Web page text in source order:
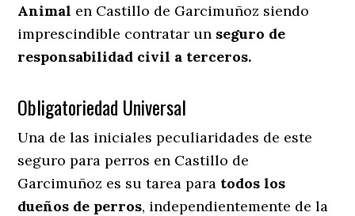
Animal en Castillo de Garcimuñoz siendo
imprescindible contratar un seguro de
responsabilidad civil a terceros.
Obligatoriedad Universal
Una de las iniciales peculiaridades de este
seguro para perros en Castillo de
Garcimuñoz es su tarea para todos los
dueños de perros, independientemente de la